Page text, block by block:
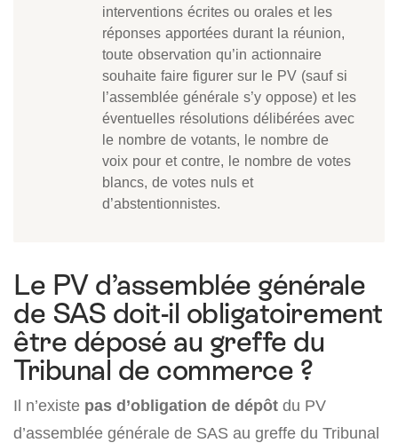
interventions écrites ou orales et les
réponses apportées durant la réunion,
toute observation qu’in actionnaire
souhaite faire figurer sur le PV (sauf si
l’assemblée générale s’y oppose) et les
éventuelles résolutions délibérées avec
le nombre de votants, le nombre de
voix pour et contre, le nombre de votes
blancs, de votes nuls et
d’abstentionnistes.
Le PV d’assemblée générale
de SAS doit-il obligatoirement
être déposé au greffe du
Tribunal de commerce ?
Il n’existe pas d’obligation de dépôt du PV
d’assemblée générale de SAS au greffe du Tribunal